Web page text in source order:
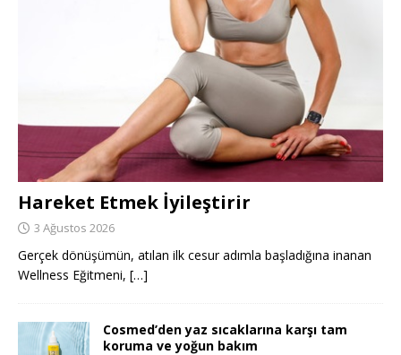
Hareket Etmek İyileştirir
3 Ağustos 2026
Gerçek dönüşümün, atılan ilk cesur adımla başladığına inanan
Wellness Eğitmeni, […]
Cosmed’den yaz sıcaklarına karşı tam
koruma ve yoğun bakım